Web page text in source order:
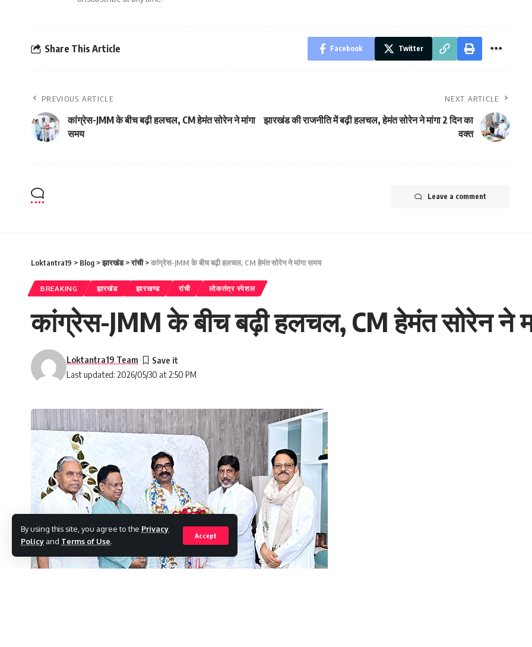
By using this site, you agree to the Privacy
Policy and Terms of Use.
Accept
Share This Article Facebook Twitter
PREVIOUS ARTICLE
कांग्रेस-JMM के बीच बढ़ी हलचल, CM हेमंत सोरेन ने मांगा
समय
NEXT ARTICLE
झारखंड की राजनीति में बढ़ी हलचल, हेमंत सोरेन ने मांगा 2 दिन का
वक्त
Leave a comment
Loktantra19 > Blog >झारखंड>रांची>कांग्रेस-JMM के बीच बढ़ी हलचल, CM हेमंत सोरेन ने मांगा समय
BREAKING झारखंड झारखण्ड रांची लोकतंत्र स्पेशल
कांग्रेस-JMM के बीच बढ़ी हलचल, CM हेमंत सोरेन ने
Last updated: 2026/05/30 at 2:50 PM
Loktantra19 Team